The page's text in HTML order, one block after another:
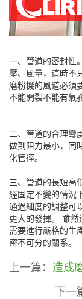
一、管道的密封性
壓、風量，這時不
磨粉機的風道必須
不能開裂不能有氣
二、管道的合理彎
做到阻力最小，同
化管徑。
三、管道的長短高
經固定不變的情況
通過細度的調整可
更大的發揮。 雖
需要進行嚴格的生
密不可分的關系。
上一篇： 造成
下一